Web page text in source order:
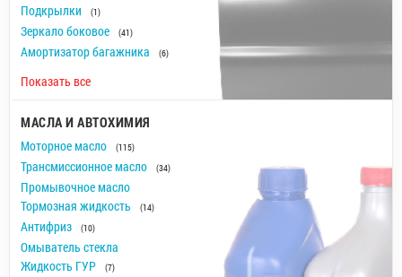
Подкрылки (1)
Зеркало боковое (41)
Амортизатор багажника (6)
Показать все
МАСЛА И АВТОХИМИЯ
Моторное масло (115)
Трансмиссионное масло (34)
Промывочное масло
Тормозная жидкость
(14)
Антифриз (10)
Омыватель стекла
Жидкость ГУР
(7)